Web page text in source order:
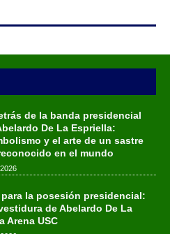
de la banda presidencial
De La Espriella:
y el arte de un sastre
en el mundo
la posesión presidencial:
de Abelardo De La
Arena USC